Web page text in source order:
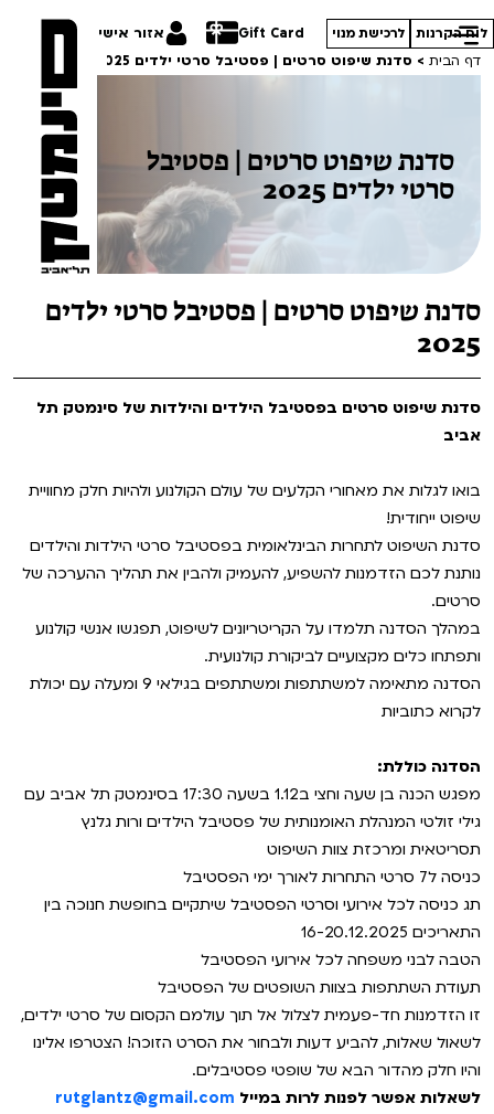
Gift Card אזור אישי לוח הקרנות לרכישת מנוי
טרום בכורה
חדשים
סרט פלוס
לילדים ולכל המשפחה
הקרנות על פופים
מועדון אנגלית לקטנטנים
מועדון אנגלית לכל המשפחה
ראשון בקולנוע
שלישי בשלייקס
Teen Screen
קולנוע ישראלי
לפי ימים
תכניות מיוחדות
הדרכים הלא ידועות
מחווה לג'ון קסאווטס
סיפורי קיץ
מחווה לקסבייה דולאן
סינמטק קאלט על הגג 2026
נבחרי דוקאביב 2026
סדרות עונת 26/27
VOD
ENG
לאזור האישי
Gift Card
צור קשר
דף הבית > סדנת שיפוט סרטים | פסטיבל סרטי ילדים 2025
סדנת שיפוט סרטים | פסטיבל
סרטי ילדים 2025
סדנת שיפוט סרטים | פסטיבל סרטי ילדים
2025
סדנת שיפוט סרטים בפסטיבל הילדים והילדות של סינמטק תל
אביב
בואו לגלות את מאחורי הקלעים של עולם הקולנוע ולהיות חלק מחוויית
שיפוט ייחודית!
סדנת השיפוט לתחרות הבינלאומית בפסטיבל סרטי הילדות והילדים
נותנת לכם הזדמנות להשפיע, להעמיק ולהבין את תהליך ההערכה של
סרטים.
במהלך הסדנה תלמדו על הקריטריונים לשיפוט, תפגשו אנשי קולנוע
ותפתחו כלים מקצועיים לביקורת קולנועית.
הסדנה מתאימה למשתתפות ומשתתפים בגילאי 9 ומעלה עם יכולת
לקרוא כתוביות
הסדנה כוללת:
מפגש הכנה בן שעה וחצי ב1.12 בשעה 17:30 בסינמטק תל אביב עם
גילי זולטי המנהלת האומנותית של פסטיבל הילדים ורות גלנץ
תסריטאית ומרכזת צוות השיפוט
כניסה ל7 סרטי התחרות לאורך ימי הפסטיבל
תג כניסה לכל אירועי וסרטי הפסטיבל שיתקיים בחופשת חנוכה בין
התאריכים 16-20.12.2025
הטבה לבני משפחה לכל אירועי הפסטיבל
תעודת השתתפות בצוות השופטים של הפסטיבל
זו הזדמנות חד-פעמית לצלול אל תוך עולמם הקסום של סרטי ילדים,
לשאול שאלות, להביע דעות ולבחור את הסרט הזוכה! הצטרפו אלינו
והיו חלק מהדור הבא של שופטי פסטיבלים.
לשאלות אפשר לפנות לרות במייל rutglantz@gmail.com